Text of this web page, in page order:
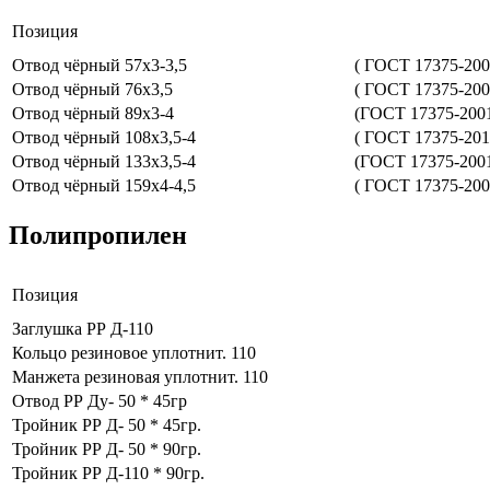
Позиция
Отвод чёрный 57х3-3,5
( ГОСТ 17375-
Отвод чёрный 76х3,5
( ГОСТ 17375-
Отвод чёрный 89х3-4
(ГОСТ 17375-
Отвод чёрный 108х3,5-4
( ГОСТ 17375-
Отвод чёрный 133х3,5-4
(ГОСТ 17375-
Отвод чёрный 159х4-4,5
( ГОСТ 17375-
Полипропилен
Позиция
Заглушка РР Д-110
Кольцо резиновое уплотнит. 110
Манжета резиновая уплотнит. 110
Отвод РР Ду- 50 * 45гр
Тройник РР Д- 50 * 45гр.
Тройник РР Д- 50 * 90гр.
Тройник РР Д-110 * 90гр.